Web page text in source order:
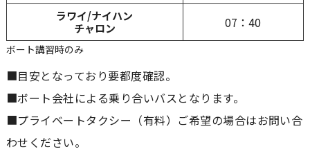
ラワイ/ナイハン
チャロン
07：40
ボート講習時のみ
■目安となっており要都度確認。
■ボート会社による乗り合いバスとなります。
■プライベートタクシー（有料）ご希望の場合はお問い合
わせください。